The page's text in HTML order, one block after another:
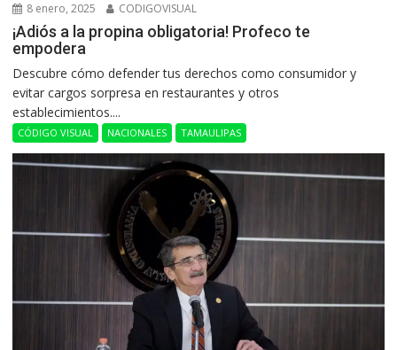
8 enero, 2025 CODIGOVISUAL
¡Adiós a la propina obligatoria! Profeco te
empodera
Descubre cómo defender tus derechos como consumidor y
evitar cargos sorpresa en restaurantes y otros
establecimientos....
CÓDIGO VISUAL NACIONALES TAMAULIPAS